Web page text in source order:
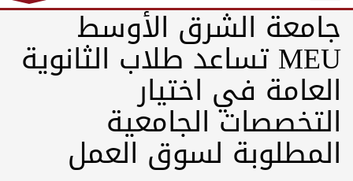
جامعة الشرق الأوسط
MEU تساعد طلاب الثانوية
العامة في اختيار
التخصصات الجامعية
المطلوبة لسوق العمل